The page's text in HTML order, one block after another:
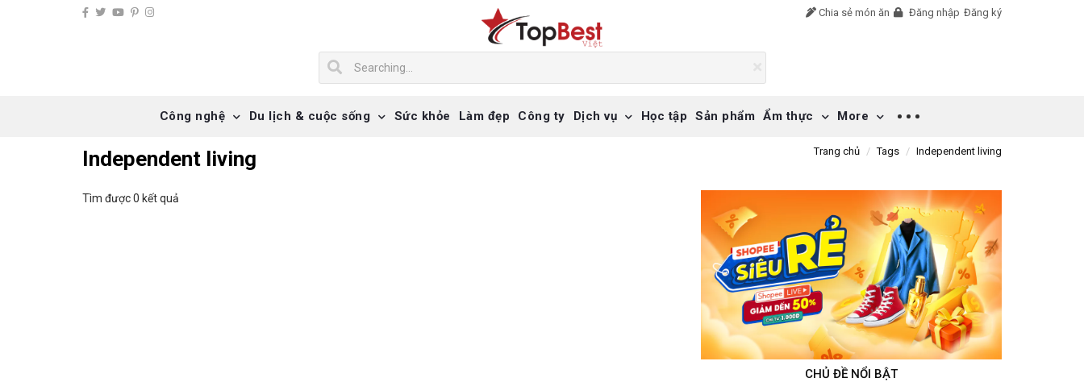
Chia sẻ món ăn Đăng nhập Đăng ký
Công nghệ Du lịch & cuộc sống Sức khỏe Làm đẹp Công ty Dịch vụ Học tập Sản phẩm Ẩm thực More
Independent living Trang chủ Tags Independent living
Tìm được 0 kết quả
CHỦ ĐỀ NỔI BẬT